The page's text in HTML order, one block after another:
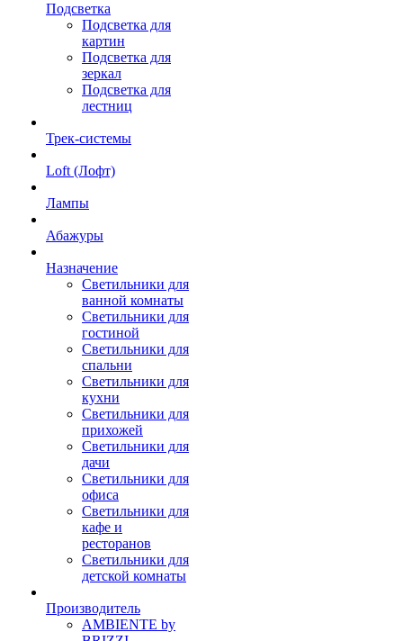
Подсветка
Подсветка для
картин
Подсветка для
зеркал
Подсветка для
лестниц
Трек-системы
Loft (Лофт)
Лампы
Абажуры
Назначение
Светильники для
ванной комнаты
Светильники для
гостиной
Светильники для
спальни
Светильники для
кухни
Светильники для
прихожей
Светильники для
дачи
Светильники для
офиса
Светильники для
кафе и
ресторанов
Светильники для
детской комнаты
Производитель
AMBIENTE by